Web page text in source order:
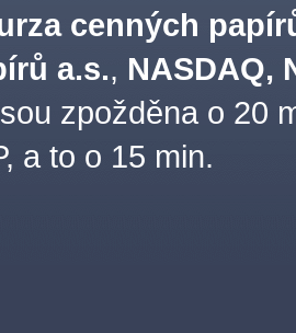
cenných
a.s., NASDAQ,
zpožděna o 20
a to o 15 min.